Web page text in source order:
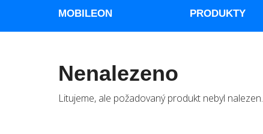
MOBILEON PRODUKTY
Nenalezeno
Litujeme, ale požadovaný produkt nebyl nalezen.